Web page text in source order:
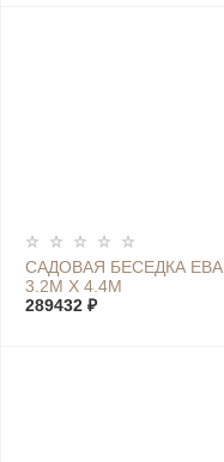
САДОВАЯ БЕСЕДКА
3.2М Х 4.4М
289432 ₽